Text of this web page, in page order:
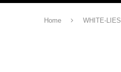
Home WHITE-LIES